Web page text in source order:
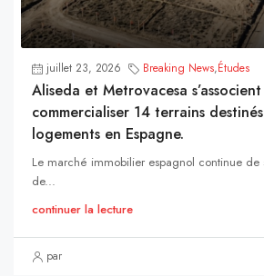
juillet 23, 2026 Breaking News,Études
Aliseda et Metrovacesa
commercialiser 14 terrains
logements en Espagne.
Le marché immobilier espagnol continue de
de...
continuer la lecture
par